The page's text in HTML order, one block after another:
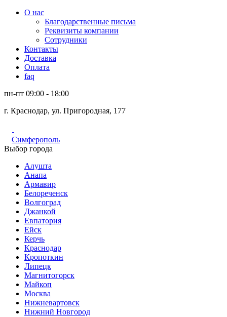
О нас
Благодарственные письма
Реквизиты компании
Сотрудники
Контакты
Доставка
Оплата
faq
пн-пт 09:00 - 18:00
г. Краснодар, ул. Пригородная, 177
Симферополь
Выбор города
Алушта
Анапа
Армавир
Белореченск
Волгоград
Джанкой
Евпатория
Ейск
Керчь
Краснодар
Кропоткин
Липецк
Магнитогорск
Майкоп
Москва
Нижневартовск
Нижний Новгород